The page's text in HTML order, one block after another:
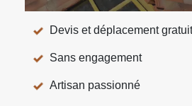
Devis et déplacement
Sans engagement
Artisan passionné